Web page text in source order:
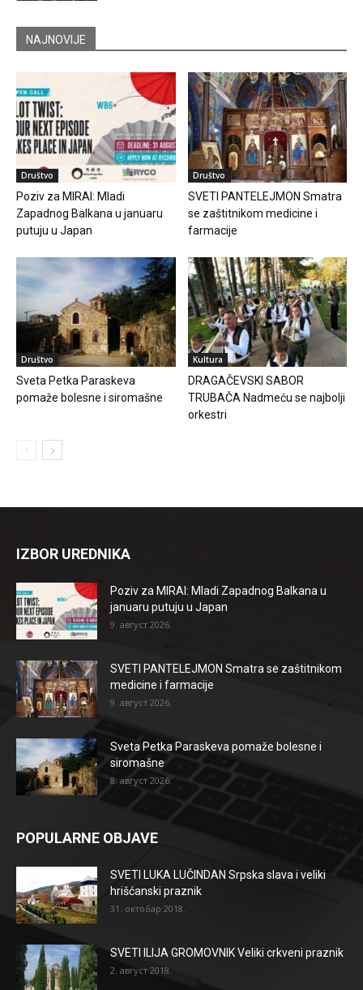
NAJNOVIJE
Društvo
Poziv za MIRAI: Mladi
Zapadnog Balkana u januaru
putuju u Japan
Društvo
SVETI PANTELEJMON Smatra
se zaštitnikom medicine i
farmacije
Društvo
Sveta Petka Paraskeva
pomaže bolesne i siromašne
Kultura
DRAGAČEVSKI SABOR
TRUBAČA Nadmeću se najbolji
orkestri
IZBOR UREDNIKA
Poziv za MIRAI: Mladi Zapadnog Balkana u
januaru putuju u Japan
9. август 2026.
SVETI PANTELEJMON Smatra se zaštitnikom
medicine i farmacije
9. август 2026.
Sveta Petka Paraskeva pomaže bolesne i
siromašne
8. август 2026.
POPULARNE OBJAVE
SVETI LUKA LUČINDAN Srpska slava i veliki
hrišćanski praznik
31. октобар 2018.
SVETI ILIJA GROMOVNIK Veliki crkveni praznik
2. август 2018.